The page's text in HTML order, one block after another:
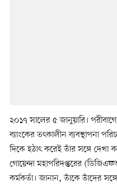
২০১৭ সালের ৫ জানুয়ারি।
ব্যাংকের তৎকালীন ব্যবস্থাপনা
দিকে হঠাৎ করেই তাঁর সঙ্গে দেখা
গোয়েন্দা মহাপরিদপ্তরের
কর্মকর্তা। জানান, তাঁকে তাঁদের